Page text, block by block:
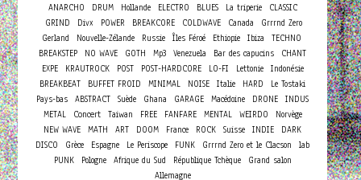
ANARCHO
DRUM Hollande ELECTRO BLUES La triperie
CLASSIC
GRIND
Divx POWER BREAKCORE COLDWAVE Canada
Grrrnd Zero
Gerland
Nouvelle-Zélande Russie Îles Féroé Ethiopie Ibiza
TECHNO
BREAKSTEP
NO WAVE GOTH Mp3 Venezuela Bar des capucins
CHANT
EXPE
KRAUTROCK POST POST-HARDCORE LO-FI Lettonie
Indonésie
BREAKBEAT
BUFFET FROID MINIMAL NOISE Italie HARD
Le Tostaki
Pays-bas ABSTRACT Suède Ghana GARAGE Macédoine DRONE INDUS
METAL
Concert Taiwan FREE FANFARE MENTAL WEIRDO
Norvège
NEW WAVE MATH ART DOOM France ROCK Suisse INDIE
DARK
DISCO
Grèce Espagne Le Periscope FUNK Grrrnd Zero et le Clacson
lab
PUNK
Pologne Afrique du Sud République Tchèque
Grand salon
Allemagne